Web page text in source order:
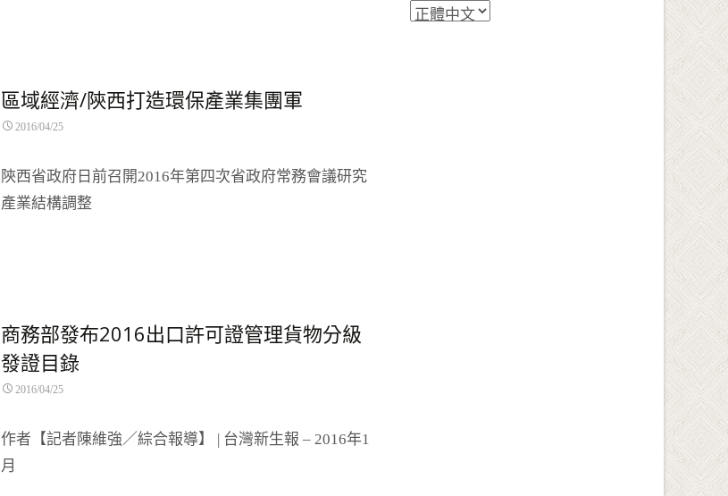
區域經濟/陝西打造環保產業集團軍
2016/04/25
陝西省政府日前召開2016年第四次省政府常務會議研究
產業結構調整
商務部發布2016出口許可證管理貨物分級
發證目錄
2016/04/25
作者【記者陳維強／綜合報導】 | 台灣新生報 – 2016年1
月